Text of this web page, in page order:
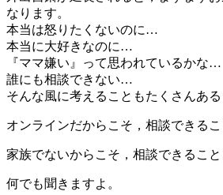
なります。
本当は怒りたくないのに…
本当に大好きなのに…
『ママ嫌い』って思われているかな…
誰にも相談できない…
そんな風に考えることもたくさんある
オンラインだからこそ，相談できるこ
家族でないからこそ，相談できること
何でも聞きますよ。